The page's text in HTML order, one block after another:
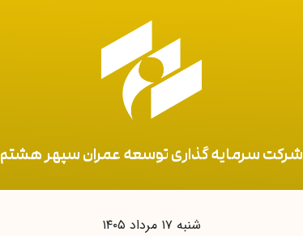
شرکت سرمایه گذاری توسعه عمران سپهر هشتم
شنبه ۱۷ مرداد ۱۴۰۵